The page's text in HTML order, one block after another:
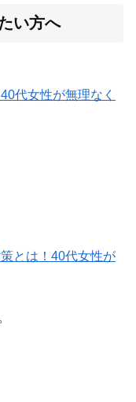
い方へ
代女性が無理なく
とは！40代女性が